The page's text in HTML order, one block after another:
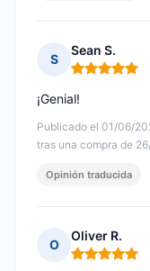
S
Sean S.
Nota: 5 de 5
Publicado el 01/06/
tras una compra de
¡Genial!
Opinión traducida
O
Oliver R.
Nota: 5 de 5